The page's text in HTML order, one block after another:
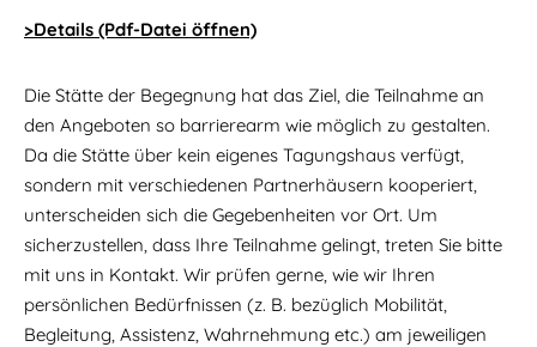
>Details (Pdf-Datei öffnen)
Die Stätte der Begegnung hat das Ziel, die Teilnahme an
den Angeboten so barrierearm wie möglich zu gestalten.
Da die Stätte über kein eigenes Tagungshaus verfügt,
sondern mit verschiedenen Partnerhäusern kooperiert,
unterscheiden sich die Gegebenheiten vor Ort. Um
sicherzustellen, dass Ihre Teilnahme gelingt, treten Sie bitte
mit uns in Kontakt. Wir prüfen gerne, wie wir Ihren
persönlichen Bedürfnissen (z. B. bezüglich Mobilität,
Begleitung, Assistenz, Wahrnehmung etc.) am jeweiligen